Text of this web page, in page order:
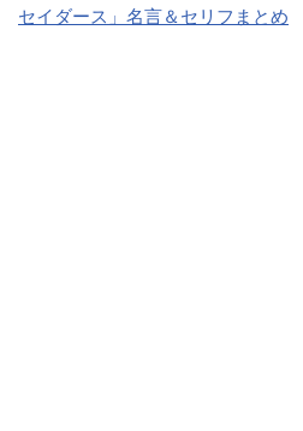
セイダース」名言＆セリフまとめ